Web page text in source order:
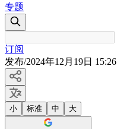
专题
订阅
发布/2024年12月19日 15:26
小 标准 中 大